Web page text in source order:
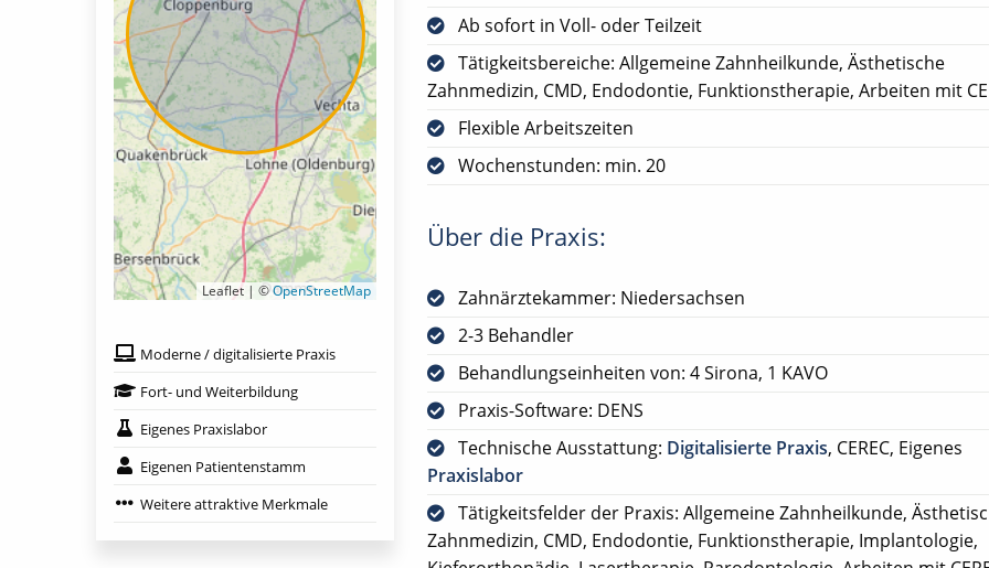
Ab sofort in Voll- oder Teilzeit
Tätigkeitsbereiche: Allgemeine Zahnheilkunde, Ästhetische
Zahnmedizin, CMD, Endodontie, Funktionstherapie, Arbeiten mit
Flexible Arbeitszeiten
Wochenstunden: min. 20
Über die Praxis:
Zahnärztekammer: Niedersachsen
2-3 Behandler
Behandlungseinheiten von: 4 Sirona, 1 KAVO
Praxis-Software: DENS
Technische Ausstattung: Digitalisierte Praxis, CEREC, Eigenes
Praxislabor
Tätigkeitsfelder der Praxis: Allgemeine Zahnheilkunde,
Zahnmedizin, CMD, Endodontie, Funktionstherapie, Implantologie,
Leaflet | ©OpenStreetMap
Moderne / digitalisierte Praxis
Fort- und Weiterbildung
Eigenes Praxislabor
Eigenen Patientenstamm
Weitere attraktive Merkmale